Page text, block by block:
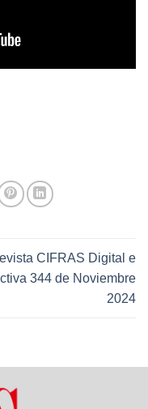
CIFRAS Digital e
344 de Noviembre
2024